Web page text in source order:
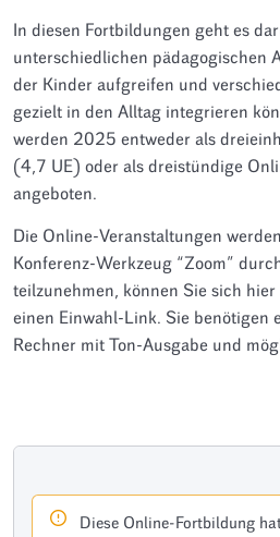
In diesen Fortbildungen geht es
unterschiedlichen pädagogischen
der Kinder aufgreifen und
gezielt in den Alltag integrieren
werden 2025 entweder als
(4,7 UE) oder als dreistündige
angeboten.
Die Online-Veranstaltungen
Konferenz-Werkzeug “Zoom”
teilzunehmen, können Sie sich
einen Einwahl-Link. Sie benötigen
Rechner mit Ton-Ausgabe und
Diese Online-Fortbildung